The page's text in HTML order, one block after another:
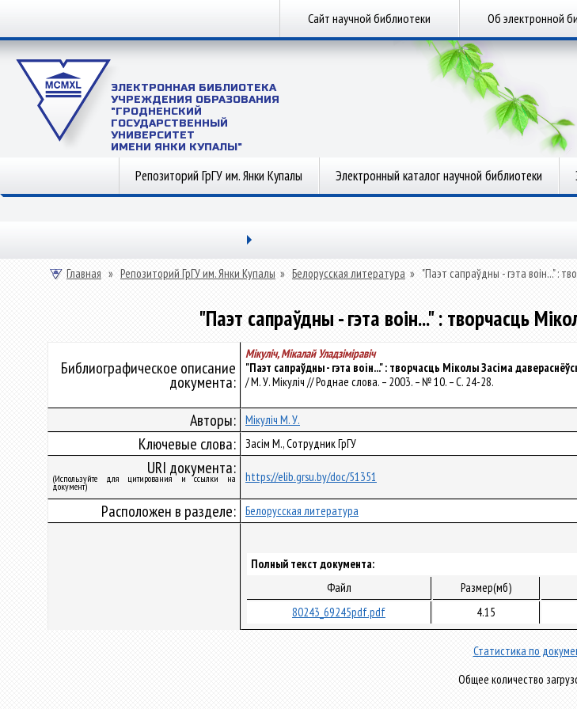
Сайт научной библиотеки Об электронной
ЭЛЕКТРОННАЯ БИБЛИОТЕКА
УЧРЕЖДЕНИЯ ОБРАЗОВАНИЯ
"ГРОДНЕНСКИЙ
ГОСУДАРСТВЕННЫЙ
УНИВЕРСИТЕТ
ИМЕНИ ЯНКИ КУПАЛЫ"
Репозиторий ГрГУ им. Янки Купалы Электронный каталог научной библиотеки
Главная » Репозиторий ГрГУ им. Янки Купалы » Белорусская литература » "Паэт сапраўдны - гэта воін..." :
"Паэт сапраўдны - гэта воін..." : творчасць
Библиографическое описание
документа:
Мікуліч, Мікалай Уладзіміравіч
"Паэт сапраўдны - гэта воін..." : творчасць Міколы Засіма
/ М. У. Мікуліч // Роднае слова. – 2003. – № 10. – С. 24-28.
Авторы: Мікуліч М. У.
Ключевые слова: Засім М., Сотрудник ГрГУ
URI документа:
(Используйте для цитирования и ссылки на
документ)
https://elib.grsu.by/doc/51351
Расположен в разделе: Белорусская литература
Полный текст документа:
Файл
Размер(мб)
80243_69245pdf.pdf
4.15
Статистика по
Общее количество